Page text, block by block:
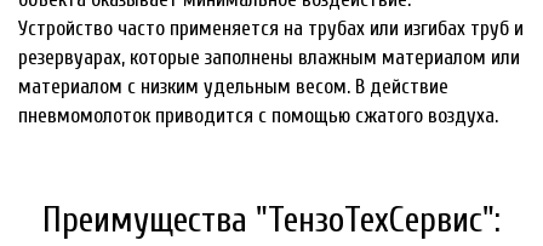
Устройство часто применяется на трубах или изгибах труб и
резервуарах, которые заполнены влажным материалом или
материалом с низким удельным весом. В действие
пневмомолоток приводится с помощью сжатого воздуха.
Преимущества "ТензоТехСервис":